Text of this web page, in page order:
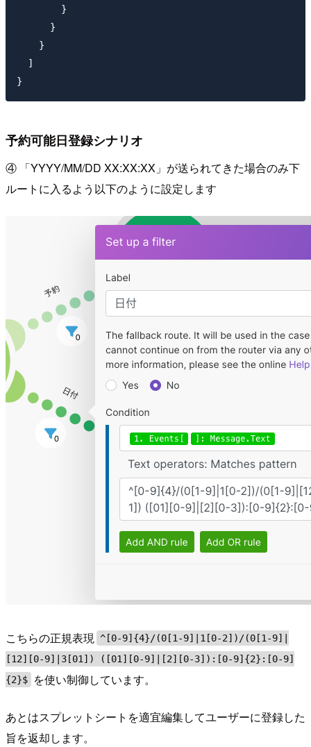
        }
      }
    }
  ]
予約可能日登録シナリオ
④ 「YYYY/MM/DD XX:XX:XX」が送られてきた場合のみ下
ルートに入るよう以下のように設定します
こちらの正規表現 ^[0-9]{4}/(0[1-9]|1[0-2])/(0[1-9]|
[12][0-9]|3[01]) ([01][0-9]|[2][0-3]):[0-9]{2}:[0-9]
{2}$
を使い制御しています。
あとはスプレットシートを適宜編集してユーザーに登録した
旨を返却します。